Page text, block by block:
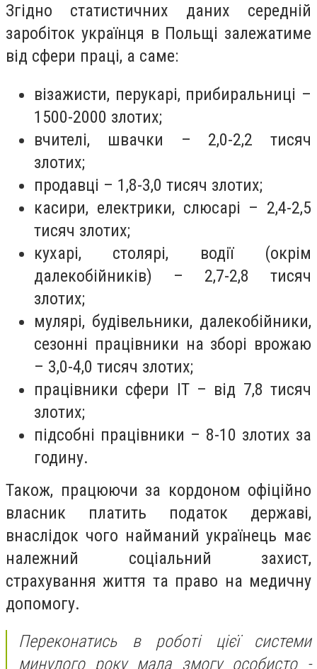
Згідно статистичних даних середній
заробіток українця в Польщі залежатиме
від сфери праці, а саме:
візажисти, перукарі, прибиральниці –
1500-2000 злотих;
вчителі, швачки – 2,0-2,2 тисяч
злотих;
продавці – 1,8-3,0 тисяч злотих;
касири, електрики, слюсарі – 2,4-2,5
тисяч злотих;
кухарі, столярі, водії (окрім
далекобійників) – 2,7-2,8 тисяч
злотих;
мулярі, будівельники, далекобійники,
сезонні працівники на зборі врожаю
– 3,0-4,0 тисяч злотих;
працівники сфери ІТ – від 7,8 тисяч
злотих;
підсобні працівники – 8-10 злотих за
годину.
Також, працюючи за кордоном офіційно
власник платить податок державі,
внаслідок чого найманий українець має
належний соціальний захист,
страхування життя та право на медичну
допомогу.
Переконатись в роботі цієї системи
минулого року мала змогу особисто -